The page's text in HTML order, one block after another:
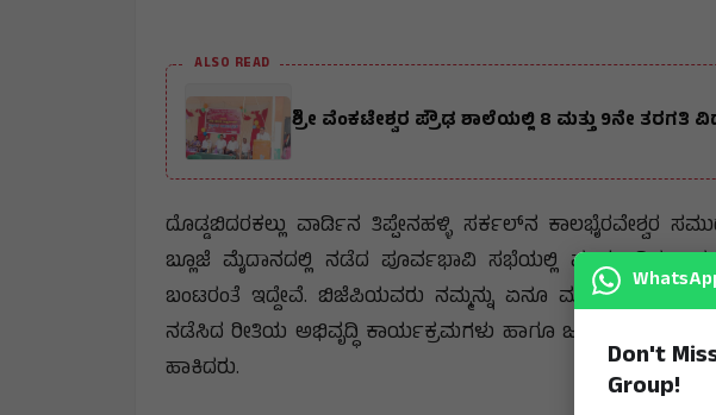
ALSO READ
ಶ್ರೀ ವೆಂಕಟೇಶ್ವರ ಪ್ರೌಢ ಶಾಲೆಯಲ್ಲಿ 8 ಮತ್ತು 9ನೇ ತರಗತಿ
ದೊಡ್ಡಬಿದರಕಲ್ಲು ವಾರ್ಡಿನ ತಿಪ್ಪೇನಹಳ್ಳಿ ಸರ್ಕಲ್‌ನ ಕಾಲಭೈರವೇಶ್ವರ
ಬ್ಲೂಜೆ ಮೈದಾನದಲ್ಲಿ ನಡೆದ ಪೂರ್ವಭಾವಿ ಸಭೆಯಲ್ಲಿ ಮಾತನಾಡಿದ
ಬಂಟರಂತೆ ಇದ್ದೇವೆ. ಬಿಜೆಪಿಯವರು ನಮ್ಮನ್ನು ಏನೂ ಮಾಡಲು ಸಾಧ್ಯವಿಲ್ಲ.
ನಡೆಸಿದ ರೀತಿಯ ಅಭಿವೃದ್ಧಿ ಕಾರ್ಯಕ್ರಮಗಳು ಹಾಗೂ ಜನಪರ
ಹಾಕಿದರು.
Don't
Group!